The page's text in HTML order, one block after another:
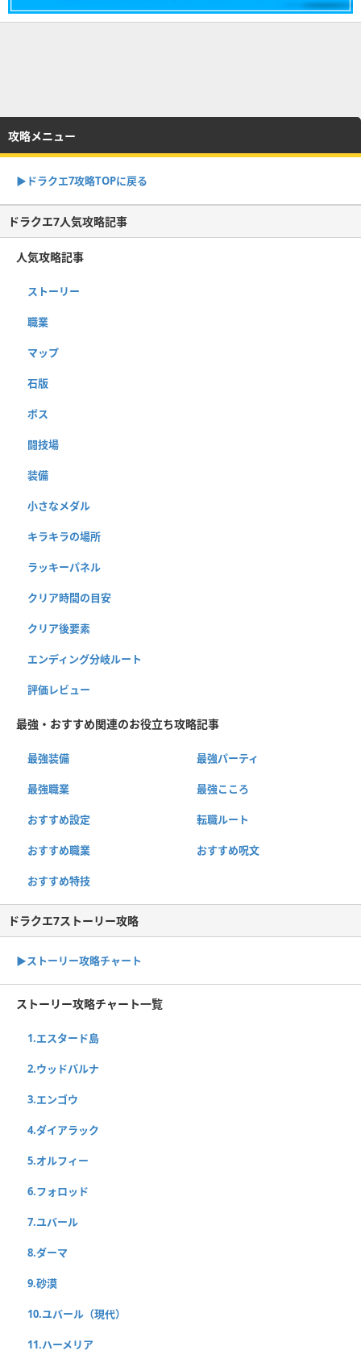
攻略メニュー
▶︎ドラクエ7攻略TOPに戻る
ドラクエ7人気攻略記事
人気攻略記事
ストーリー
職業
マップ
石版
ボス
闘技場
装備
小さなメダル
キラキラの場所
ラッキーパネル
クリア時間の目安
クリア後要素
エンディング分岐ルート
評価レビュー
最強・おすすめ関連のお役立ち攻略記事
最強装備 最強パーティ
最強職業 最強こころ
おすすめ設定 転職ルート
おすすめ職業 おすすめ呪文
おすすめ特技
ドラクエ7ストーリー攻略
▶ストーリー攻略チャート
ストーリー攻略チャート一覧
1.エスタード島
2.ウッドパルナ
3.エンゴウ
4.ダイアラック
5.オルフィー
6.フォロッド
7.ユバール
8.ダーマ
9.砂漠
10.ユバール（現代）
11.ハーメリア